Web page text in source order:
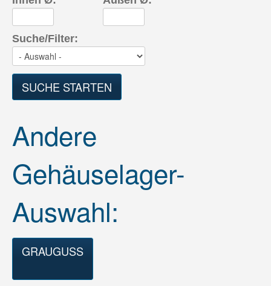
Suche/Filter:
SUCHE STARTEN
Andere
Gehäuselager-
Auswahl:
GRAUGUSS